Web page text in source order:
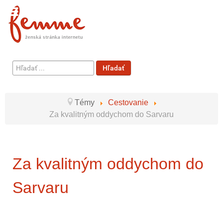
Hľadať
...
Hľadať
Témy
Cestovanie
Za kvalitným oddychom do Sarvaru
Za kvalitným oddychom do
Sarvaru